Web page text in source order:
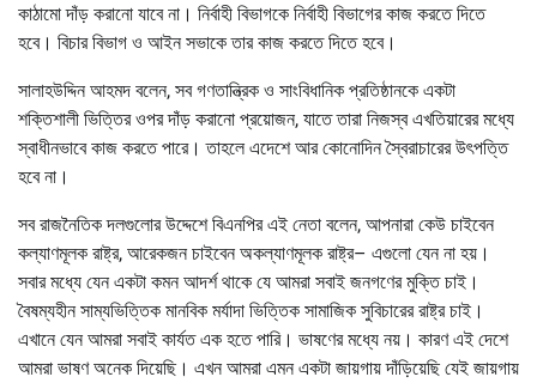
কাঠামো দাঁড় করানো যাবে না। নির্বাহী বিভাগকে নির্বাহী বিভাগের কাজ করতে দিতে
হবে। বিচার বিভাগ ও আইন সভাকে তার কাজ করতে দিতে হবে।
সালাহউদ্দিন আহমদ বলেন, সব গণতান্ত্রিক ও সাংবিধানিক প্রতিষ্ঠানকে একটা
শক্তিশালী ভিত্তির ওপর দাঁড় করানো প্রয়োজন, যাতে তারা নিজস্ব এখতিয়ারের মধ্যে
স্বাধীনভাবে কাজ করতে পারে। তাহলে এদেশে আর কোনোদিন স্বৈরাচারের উৎপত্তি
হবে না।
সব রাজনৈতিক দলগুলোর উদ্দেশে বিএনপির এই নেতা বলেন, আপনারা কেউ চাইবেন
কল্যাণমূলক রাষ্ট্র, আরেকজন চাইবেন অকল্যাণমূলক রাষ্ট্র– এগুলো যেন না হয়।
সবার মধ্যে যেন একটা কমন আদর্শ থাকে যে আমরা সবাই জনগণের মুক্তি চাই।
বৈষম্যহীন সাম্যভিত্তিক মানবিক মর্যাদা ভিত্তিক সামাজিক সুবিচারের রাষ্ট্র চাই।
এখানে যেন আমরা সবাই কার্যত এক হতে পারি। ভাষণের মধ্যে নয়। কারণ এই দেশে
আমরা ভাষণ অনেক দিয়েছি। এখন আমরা এমন একটা জায়গায় দাঁড়িয়েছি যেই জায়গায়